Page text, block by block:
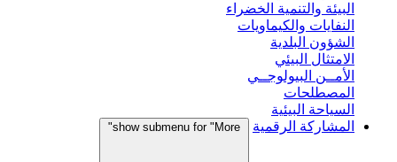
البيئة والتنمية الخضراء
النفايات والكيماويات
الشؤون البلدية
الامتثال البيئي
الأمــن البيولوجــي
المصطلحات
السياحة البيئية
المشاركة الرقمية
show submenu for "More"